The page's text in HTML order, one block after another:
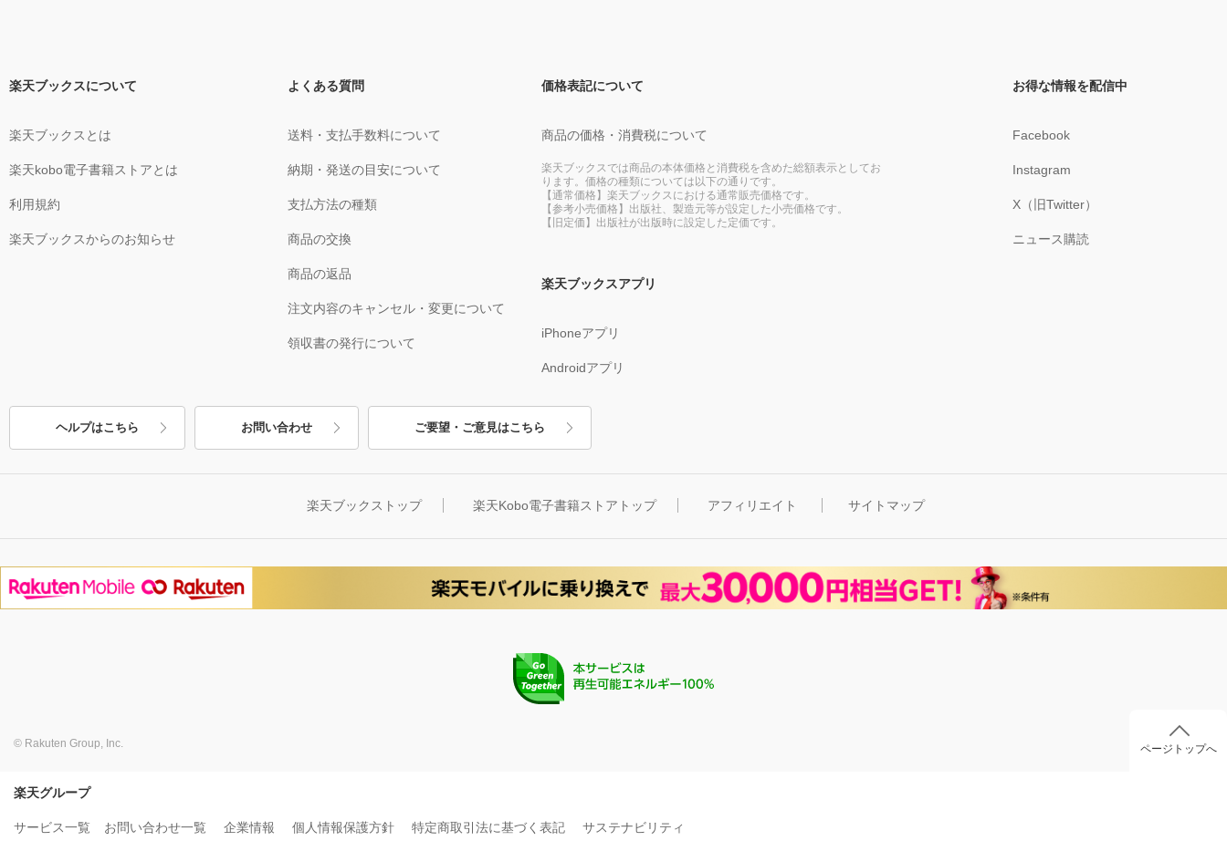
楽天ブックスについて
楽天ブックスとは
楽天kobo電子書籍ストアとは
利用規約
楽天ブックスからのお知らせ
よくある質問
送料・支払手数料について
納期・発送の目安について
支払方法の種類
商品の交換
商品の返品
注文内容のキャンセル・変更について
領収書の発行について
価格表記について
商品の価格・消費税について
楽天ブックスでは商品の本体価格と消費税を含めた総額表示としてお
ります。価格の種類については以下の通りです。
【通常価格】楽天ブックスにおける通常販売価格です。
【参考小売価格】出版社、製造元等が設定した小売価格です。
【旧定価】出版社が出版時に設定した定価です。
楽天ブックスアプリ
iPhoneアプリ
Androidアプリ
お得な情報を配信中
Facebook
Instagram
X（旧Twitter）
ニュース購読
ヘルプはこちら お問い合わせ ご要望・ご意見はこちら
楽天ブックストップ 楽天Kobo電子書籍ストアトップ アフィリエイト サイトマップ
© Rakuten Group, Inc. ページトップへ
楽天グループ
サービス一覧 お問い合わせ一覧 企業情報 個人情報保護方針 特定商取引法に基づく表記 サステナビリティ